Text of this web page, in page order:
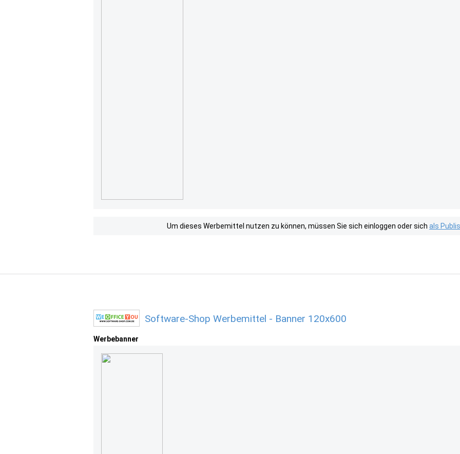
Um dieses Werbemittel nutzen zu können, müssen Sie sich einloggen oder sich als
Software-Shop Werbemittel - Banner 120x600
Werbebanner